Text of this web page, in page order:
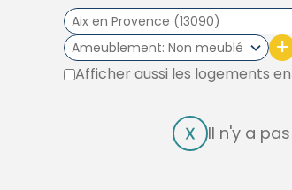
Ameublement Non meublé +
Afficher aussi les logements
Il n'y a